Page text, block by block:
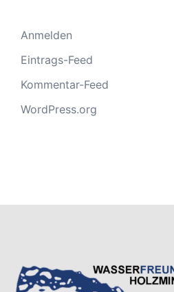
Anmelden
Eintrags-Feed
Kommentar-Feed
WordPress.org